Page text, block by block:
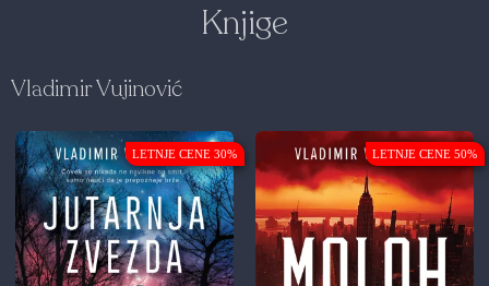
Knjige
Vladimir Vujinović
LETNJE CENE 30% LETNJE CENE 50%